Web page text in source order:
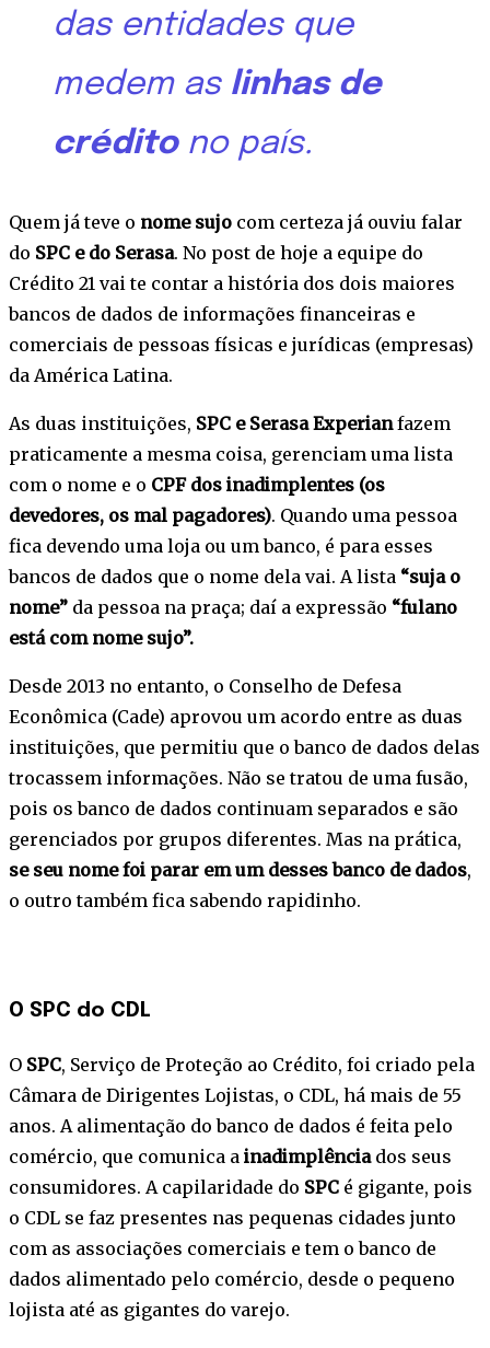
das entidades que
medem as linhas de
créditono país.
Quem já teve o nome sujo com certeza já ouviu falar
do SPC e do Serasa. No post de hoje a equipe do
Crédito 21 vai te contar a história dos dois maiores
bancos de dados de informações financeiras e
comerciais de pessoas físicas e jurídicas (empresas)
da América Latina.
As duas instituições, SPC e Serasa Experianfazem
praticamente a mesma coisa, gerenciam uma lista
com o nome e o CPF dos inadimplentes (os
devedores, os mal pagadores). Quando uma pessoa
fica devendo uma loja ou um banco, é para esses
bancos de dados que o nome dela vai. A lista “suja o
nome” da pessoa na praça; daí a expressão “fulano
está com nome sujo”.
Desde 2013 no entanto, o Conselho de Defesa
Econômica (Cade) aprovou um acordo entre as duas
instituições, que permitiu que o banco de dados delas
trocassem informações. Não se tratou de uma fusão,
pois os banco de dados continuam separados e são
gerenciados por grupos diferentes. Mas na prática,
se seu nome foi parar em um desses banco de dados,
o outro também fica sabendo rapidinho.
O SPC do CDL
O SPC, Serviço de Proteção ao Crédito, foi criado pela
Câmara de Dirigentes Lojistas, o CDL, há mais de 55
anos. A alimentação do banco de dados é feita pelo
comércio, que comunica a inadimplênciados seus
consumidores. A capilaridade do SPC é gigante, pois
o CDL se faz presentes nas pequenas cidades junto
com as associações comerciais e tem o banco de
dados alimentado pelo comércio, desde o pequeno
lojista até as gigantes do varejo.